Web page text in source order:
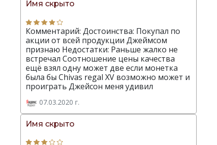
Имя скрыто
Комментарий: Достоинства: Покупал по
акции от всей продукции Джеймсом
признаю Недостатки: Раньше жалко не
встречал Соотношение цены качества
ещё взял одну может две если монетка
была бы Chivas regal XV возможно может и
проиграть Джейсон меня удивил
07.03.2020 г.
Имя скрыто